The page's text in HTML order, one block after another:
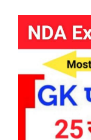
c
e
b
o
t
s
A
p